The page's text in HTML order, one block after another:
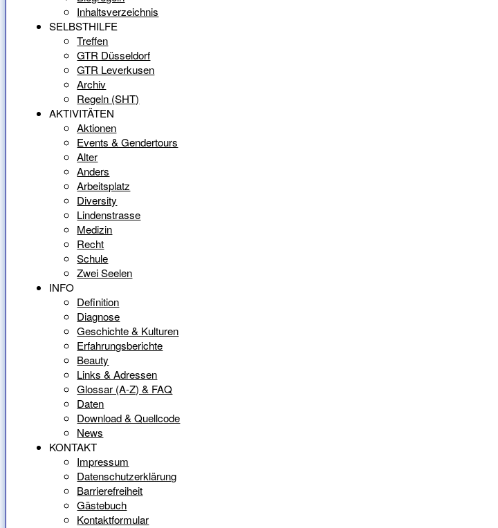
Inhaltsverzeichnis
SELBSTHILFE
Treffen
GTR Düsseldorf
GTR Leverkusen
Archiv
Regeln (SHT)
AKTIVITÄTEN
Aktionen
Events & Gendertours
Alter
Anders
Arbeitsplatz
Diversity
Lindenstrasse
Medizin
Recht
Schule
Zwei Seelen
INFO
Definition
Diagnose
Geschichte & Kulturen
Erfahrungsberichte
Beauty
Links & Adressen
Glossar (A-Z) & FAQ
Daten
Download & Quellcode
News
KONTAKT
Impressum
Datenschutzerklärung
Barrierefreiheit
Gästebuch
Kontaktformular